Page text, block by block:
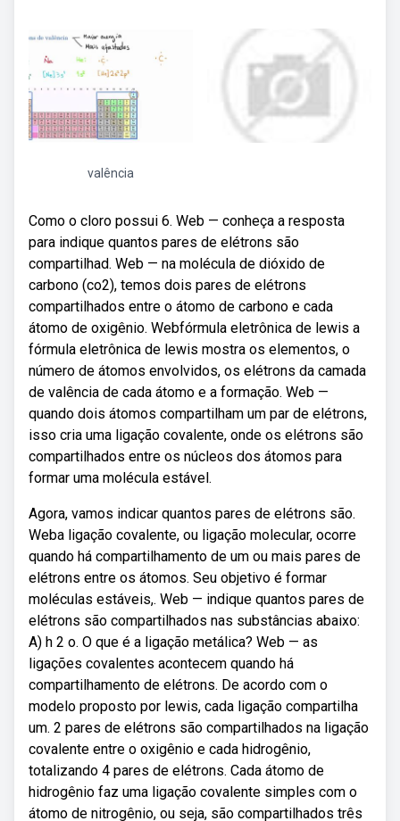
valência
Como o cloro possui 6. Web — conheça a resposta
para indique quantos pares de elétrons são
compartilhad. Web — na molécula de dióxido de
carbono (co2), temos dois pares de elétrons
compartilhados entre o átomo de carbono e cada
átomo de oxigênio. Webfórmula eletrônica de lewis a
fórmula eletrônica de lewis mostra os elementos, o
número de átomos envolvidos, os elétrons da camada
de valência de cada átomo e a formação. Web —
quando dois átomos compartilham um par de elétrons,
isso cria uma ligação covalente, onde os elétrons são
compartilhados entre os núcleos dos átomos para
formar uma molécula estável.
Agora, vamos indicar quantos pares de elétrons são.
Weba ligação covalente, ou ligação molecular, ocorre
quando há compartilhamento de um ou mais pares de
elétrons entre os átomos. Seu objetivo é formar
moléculas estáveis,. Web — indique quantos pares de
elétrons são compartilhados nas substâncias abaixo:
A) h 2 o. O que é a ligação metálica? Web — as
ligações covalentes acontecem quando há
compartilhamento de elétrons. De acordo com o
modelo proposto por lewis, cada ligação compartilha
um. 2 pares de elétrons são compartilhados na ligação
covalente entre o oxigênio e cada hidrogênio,
totalizando 4 pares de elétrons. Cada átomo de
hidrogênio faz uma ligação covalente simples com o
átomo de nitrogênio, ou seja, são compartilhados três